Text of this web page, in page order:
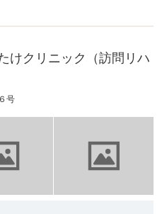
けクリニック（訪問リハ
号